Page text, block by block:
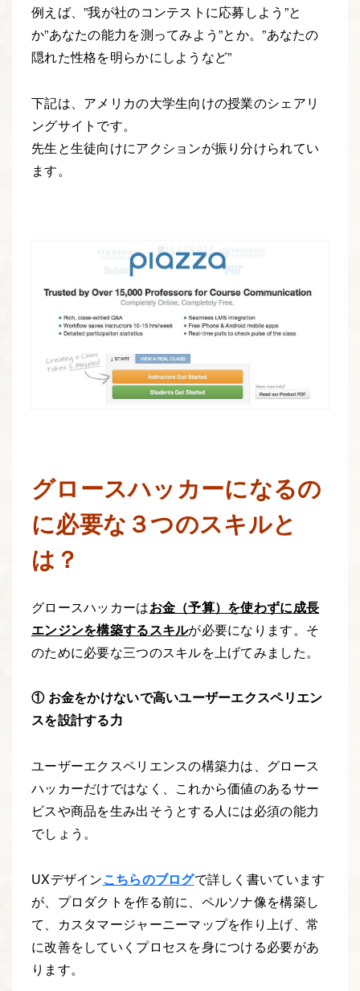
例えば、”我が社のコンテストに応募しよう”と
か”あなたの能力を測ってみよう”とか。”あなたの
隠れた性格を明らかにしようなど”
下記は、アメリカの大学生向けの授業のシェアリ
ングサイトです。
先生と生徒向けにアクションが振り分けられてい
ます。
グロースハッカーになるの
に必要な３つのスキルと
は？
グロースハッカーはお金（予算）を使わずに成長
エンジンを構築するスキルが必要になります。そ
のために必要な三つのスキルを上げてみました。
① お金をかけないで高いユーザーエクスペリエン
スを設計する力
ユーザーエクスペリエンスの構築力は、グロース
ハッカーだけではなく、これから価値のあるサー
ビスや商品を生み出そうとする人には必須の能力
でしょう。
UXデザインこちらのブログで詳しく書いています
が、プロダクトを作る前に、ペルソナ像を構築し
て、カスタマージャーニーマップを作り上げ、常
に改善をしていくプロセスを身につける必要があ
ります。